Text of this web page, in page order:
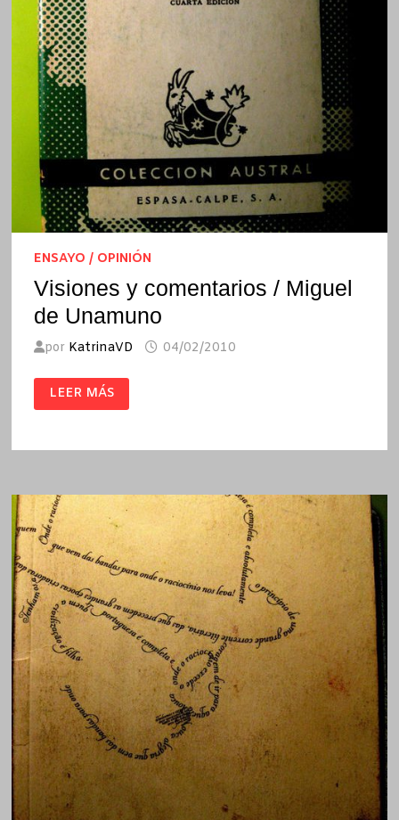
ENSAYO / OPINIÓN
Visiones y comentarios / Miguel
de Unamuno
por KatrinaVD 04/02/2010
VISIONES
Y
COMENTARIOS
DE
LEER MÁS